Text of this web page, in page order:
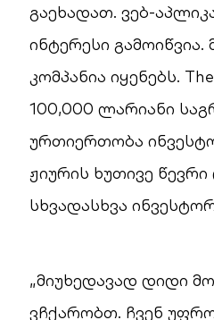
გაეხადათ. ვებ-
ინტერესი
კომპანია იყენებს.
100,000 ლარიანი
ურთიერთობა
ჟიურის ხუთივე
სხვადასხვა
„მიუხედავად დიდი
ვჩქარობთ. ჩვენ